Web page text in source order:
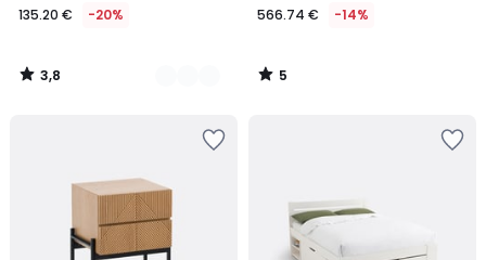
135.20 € -20%
3,8
/
566.74 € -14%
5
/